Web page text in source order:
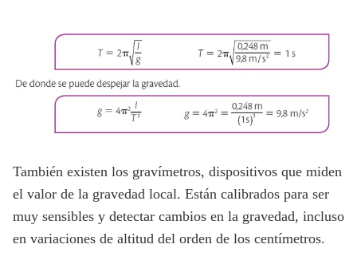
También existen los gravímetros, dispositivos que miden
el valor de la gravedad local. Están calibrados para ser
muy sensibles y detectar cambios en la gravedad, incluso
en variaciones de altitud del orden de los centímetros.